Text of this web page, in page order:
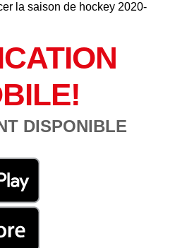
la saison de hockey 2020-
DISPONIBLE